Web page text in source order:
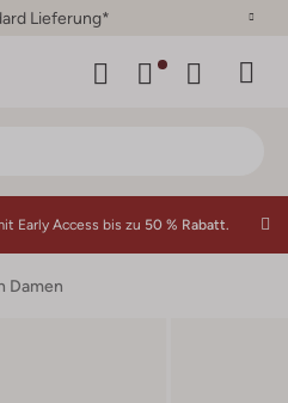
Early Access bis zu 50 % Rabatt.
Damen